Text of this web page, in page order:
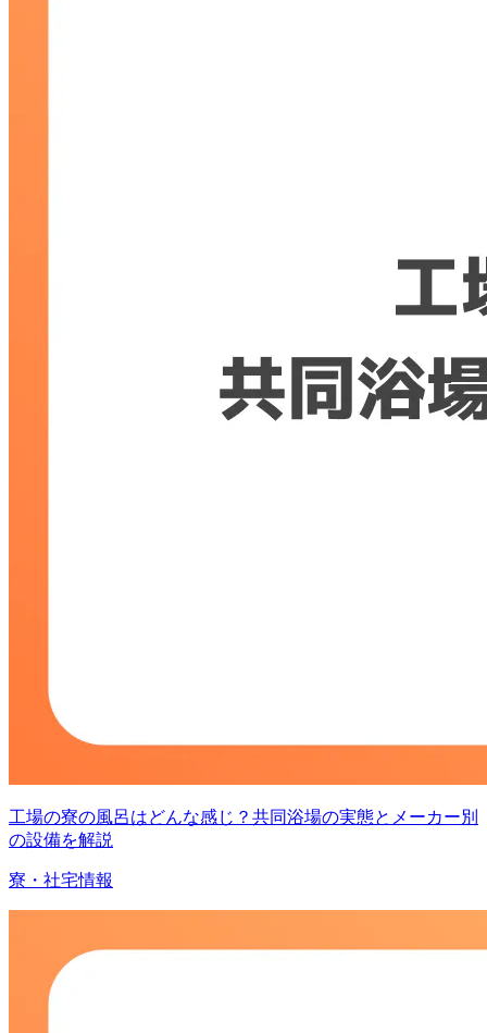
工場の寮の風呂はどんな感じ？共同浴場の実態とメーカー別
の設備を解説
寮・社宅情報